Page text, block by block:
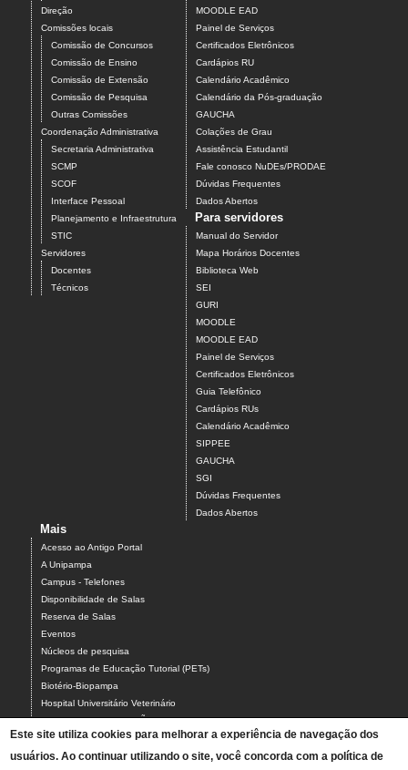
Direção
Comissões locais
Comissão de Concursos
Comissão de Ensino
Comissão de Extensão
Comissão de Pesquisa
Outras Comissões
Coordenação Administrativa
Secretaria Administrativa
SCMP
SCOF
Interface Pessoal
Planejamento e Infraestrutura
STIC
Servidores
Docentes
Técnicos
MOODLE EAD
Painel de Serviços
Certificados Eletrônicos
Cardápios RU
Calendário Acadêmico
Calendário da Pós-graduação
GAUCHA
Colações de Grau
Assistência Estudantil
Fale conosco NuDEs/PRODAE
Dúvidas Frequentes
Dados Abertos
Para servidores
Manual do Servidor
Mapa Horários Docentes
Biblioteca Web
SEI
GURI
MOODLE
MOODLE EAD
Painel de Serviços
Certificados Eletrônicos
Guia Telefônico
Cardápios RUs
Calendário Acadêmico
SIPPEE
GAUCHA
SGI
Dúvidas Frequentes
Dados Abertos
Mais
Acesso ao Antigo Portal
A Unipampa
Campus - Telefones
Disponibilidade de Salas
Reserva de Salas
Eventos
Núcleos de pesquisa
Programas de Educação Tutorial (PETs)
Biotério-Biopampa
Hospital Universitário Veterinário
Chamados MANUTENÇÃO PREDIAL E AR-CONDICIONADO
Chamados TIC-ASCOM-DIV BIBLIOTECAS-PROCADI
Comissão Eleitoral Local (CEL campus Uruguaiana)
Este site utiliza cookies para melhorar a experiência de navegação dos
usuários. Ao continuar utilizando o site, você concorda com a política de